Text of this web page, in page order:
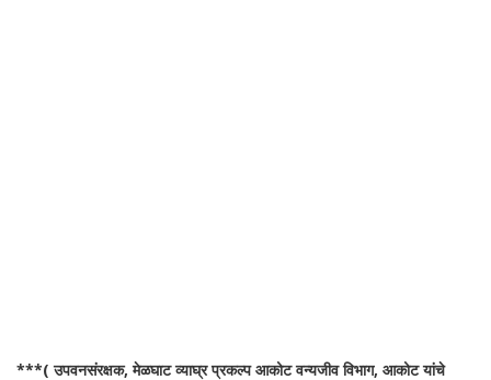
***( उपवनसंरक्षक, मेळघाट व्याघ्र प्रकल्प आकोट वन्यजीव विभाग, आकोट यांचे